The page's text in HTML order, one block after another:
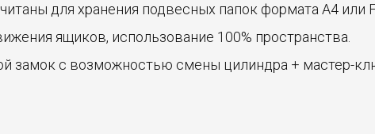
для хранения подвесных папок формата А4 или
ящиков, использование 100% пространства.
замок с возможностью смены цилиндра + мастер-